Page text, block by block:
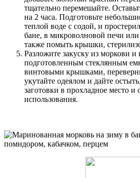
тщательно перемешайте.
на 2 часа. Подготовьте
теплой воде с содой, и
бане, в микроволновой печи или
также помыть крышки,
Разложите закуску из моркови и
подготовленным стеклянным
винтовыми крышками,
укутайте одеялом и дайте
заготовки в прохладное место и
использования.